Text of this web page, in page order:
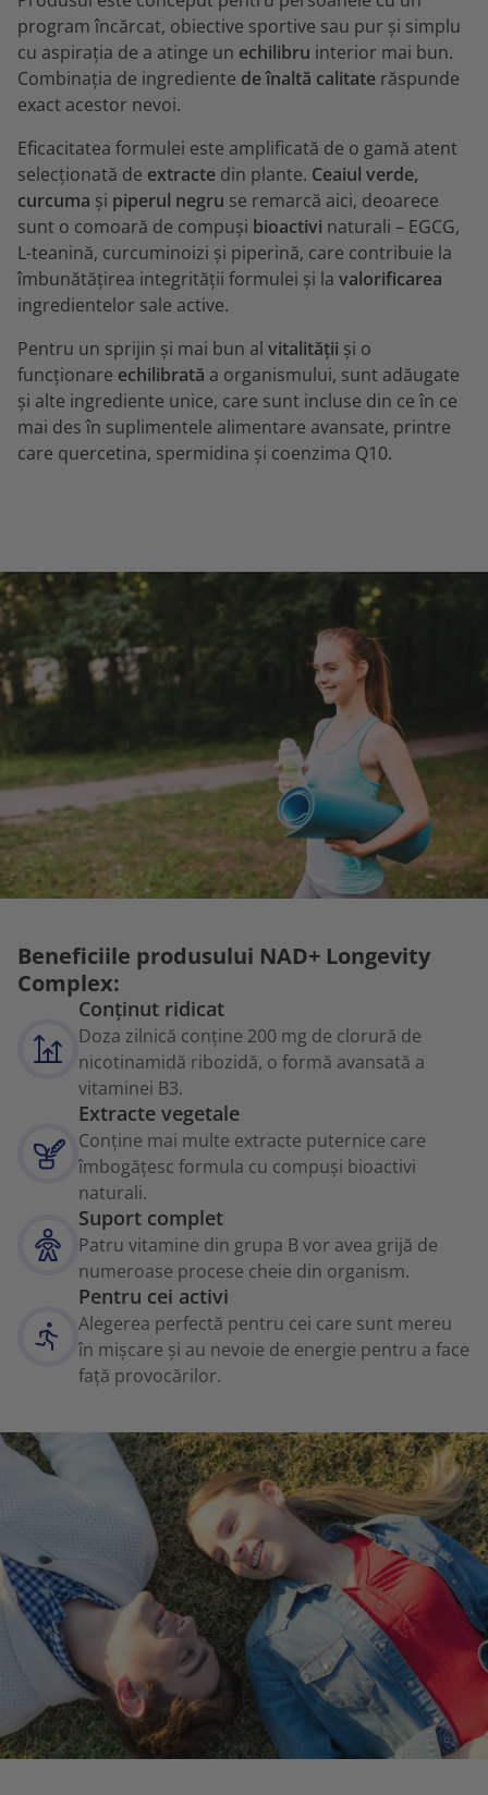
program încărcat, obiective sportive sau pur și simplu
cu aspirația de a atinge un echilibru interior mai bun.
Combinația de ingrediente de înaltă calitate răspunde
exact acestor nevoi.
Eficacitatea formulei este amplificată de o gamă atent
selecționată de extracte din plante. Ceaiul verde,
curcuma și piperul negru se remarcă aici, deoarece
sunt o comoară de compuși bioactivi naturali – EGCG,
L-teanină, curcuminoizi și piperină, care contribuie la
îmbunătățirea integrității formulei și la valorificarea
ingredientelor sale active.
Pentru un sprijin și mai bun al vitalității și o
funcționare echilibrată a organismului, sunt adăugate
și alte ingrediente unice, care sunt incluse din ce în ce
mai des în suplimentele alimentare avansate, printre
care quercetina, spermidina și coenzima Q10.
Beneficiile produsului NAD+ Longevity
Complex:
Conținut ridicat
Doza zilnică conține 200 mg de clorură de
nicotinamidă ribozidă, o formă avansată a
vitaminei B3.
Extracte vegetale
Conține mai multe extracte puternice care
îmbogățesc formula cu compuși bioactivi
naturali.
Suport complet
Patru vitamine din grupa B vor avea grijă de
numeroase procese cheie din organism.
Pentru cei activi
Alegerea perfectă pentru cei care sunt mereu
în mișcare și au nevoie de energie pentru a face
față provocărilor.